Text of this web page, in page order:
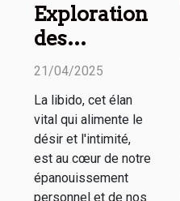
Exploration
des
méthodes
pour
booster la
libido
21/04/2025
La libido, cet élan
vital qui alimente le
désir et l'intimité,
est au cœur de notre
épanouissement
personnel et de nos